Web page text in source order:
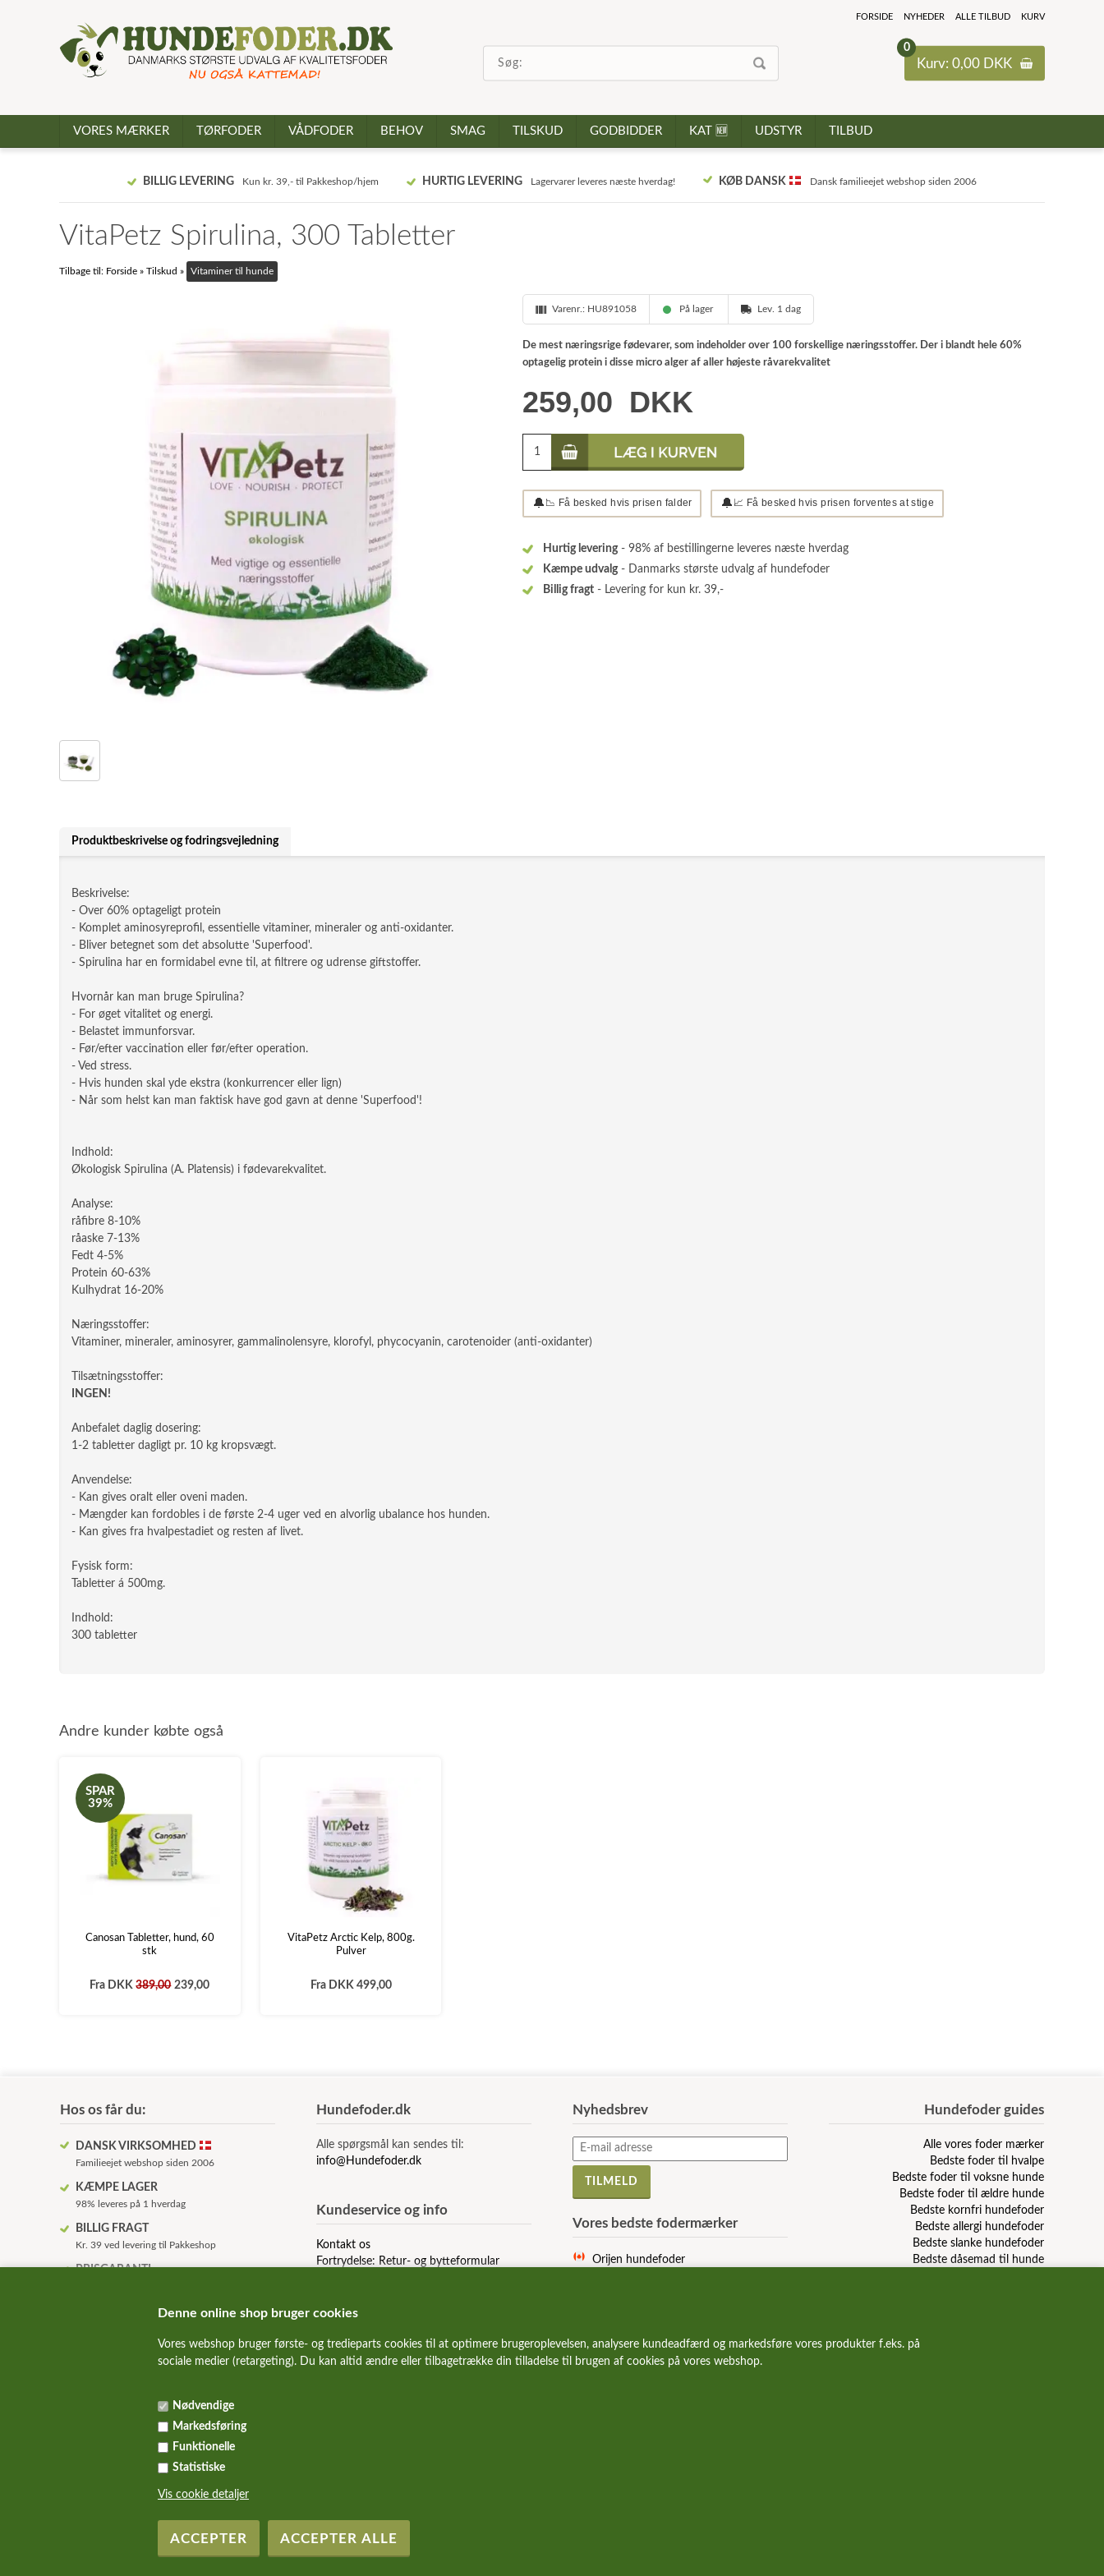
Denne online shop bruger cookies
Vores webshop bruger første- og tredieparts cookies til at optimere brugeroplevelsen, analysere kundeadfærd og markedsføre vores produkter f.eks. på
sociale medier (retargeting). Du kan altid ændre eller tilbagetrække din tilladelse til brugen af cookies på vores webshop.
Nødvendige
Markedsføring
Funktionelle
Statistiske
Vis cookie detaljer
0
Kurv: 0,00 DKK
FORSIDE NYHEDER ALLE TILBUD KURV
VORES MÆRKER TØRFODER VÅDFODER BEHOV SMAG TILSKUD GODBIDDER KAT 🆕 UDSTYR TILBUD
BILLIG LEVERING Kun kr. 39,- til Pakkeshop/hjem HURTIG LEVERING Lagervarer leveres næste hverdag! KØB DANSK Dansk familieejet webshop siden 2006
VitaPetz Spirulina, 300 Tabletter
Tilbage til: Forside » Tilskud » Vitaminer til hunde
Varenr.: HU891058 På lager Lev. 1 dag
De mest næringsrige fødevarer, som indeholder over 100 forskellige næringsstoffer. Der i blandt hele 60%
optagelig protein i disse micro alger af aller højeste råvarekvalitet
259,00 DKK
🔔 📉 Få besked hvis prisen falder 🔔 📈 Få besked hvis prisen forventes at stige
Hurtig levering- 98% af bestillingerne leveres næste hverdag
Kæmpe udvalg- Danmarks største udvalg af hundefoder
Billig fragt - Levering for kun kr. 39,-
Produktbeskrivelse og fodringsvejledning
Beskrivelse:
- Over 60% optageligt protein
- Komplet aminosyreprofil, essentielle vitaminer, mineraler og anti-oxidanter.
- Bliver betegnet som det absolutte 'Superfood'.
- Spirulina har en formidabel evne til, at filtrere og udrense giftstoffer.
Hvornår kan man bruge Spirulina?
- For øget vitalitet og energi.
- Belastet immunforsvar.
- Før/efter vaccination eller før/efter operation.
- Ved stress.
- Hvis hunden skal yde ekstra (konkurrencer eller lign)
- Når som helst kan man faktisk have god gavn at denne 'Superfood'!
Indhold:
Økologisk Spirulina (A. Platensis) i fødevarekvalitet.
Analyse:
råfibre 8-10%
råaske 7-13%
Fedt 4-5%
Protein 60-63%
Kulhydrat 16-20%
Næringsstoffer:
Vitaminer, mineraler, aminosyrer, gammalinolensyre, klorofyl, phycocyanin, carotenoider (anti-oxidanter)
Tilsætningsstoffer:
INGEN!
Anbefalet daglig dosering:
1-2 tabletter dagligt pr. 10 kg kropsvægt.
Anvendelse:
- Kan gives oralt eller oveni maden.
- Mængder kan fordobles i de første 2-4 uger ved en alvorlig ubalance hos hunden.
- Kan gives fra hvalpestadiet og resten af livet.
Fysisk form:
Tabletter á 500mg.
Indhold:
300 tabletter
Andre kunder købte også
SPAR
39%
Canosan Tabletter, hund, 60
stk
Fra DKK389,00 239,00
VitaPetz Arctic Kelp, 800g.
Pulver
Fra DKK 499,00
Hos os får du:
DANSK VIRKSOMHED
Familieejet webshop siden 2006
KÆMPE LAGER
98% leveres på 1 hverdag
BILLIG FRAGT
Kr. 39 ved levering til Pakkeshop
PRISGARANTI
HURTIG LEVERING
KVALITET HUNDEMAD!
Kun de bedste og sundeste mærker
Vi guider dig igennem foderjunglen
Hundefoder.dk
Alle spørgsmål kan sendes til:
info@Hundefoder.dk
Kundeservice og info
Kontakt os
Fortrydelse: Retur- og bytteformular
Nyhedsbrev
Vores bedste fodermærker
Orijen hundefoder
Ziwi Peak hundefoder
Carnilove hundefoder
Hundefoder guides
Alle vores foder mærker
Bedste foder til hvalpe
Bedste foder til voksne hunde
Bedste foder til ældre hunde
Bedste kornfri hundefoder
Bedste allergi hundefoder
Bedste slanke hundefoder
Bedste dåsemad til hunde